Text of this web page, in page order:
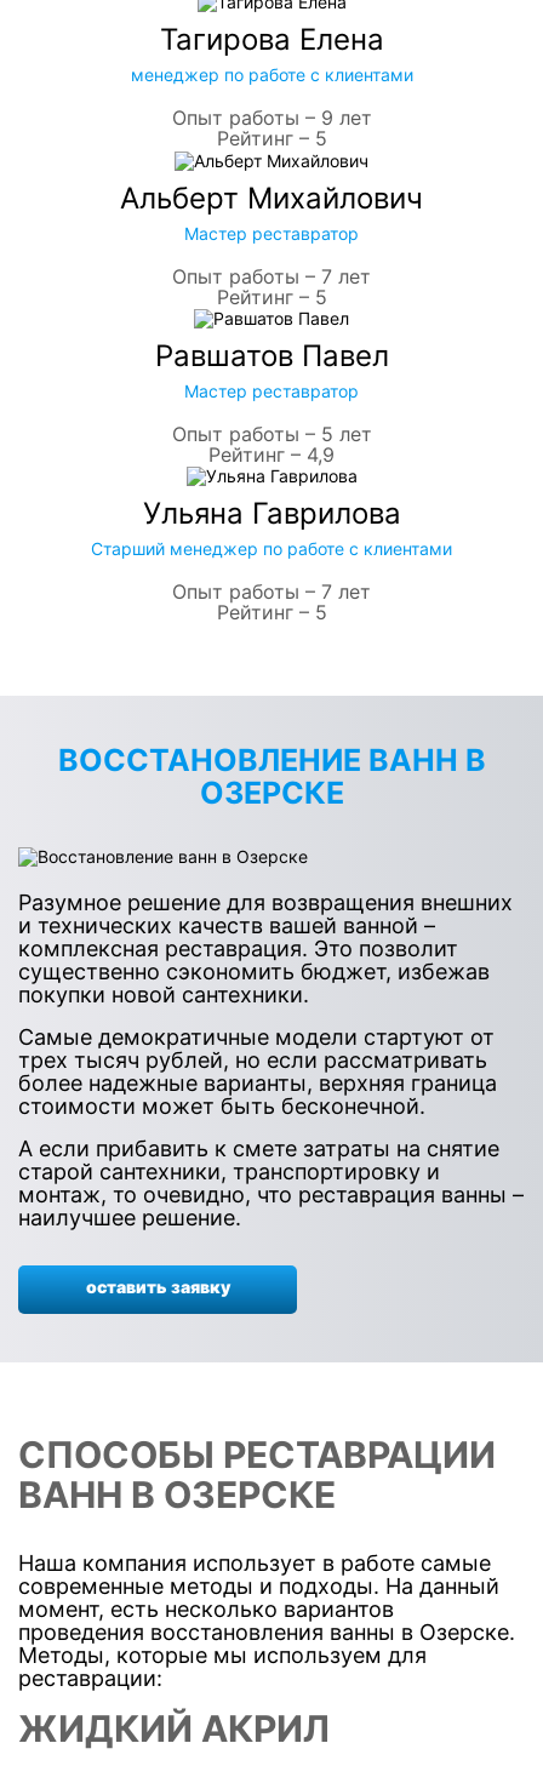
Тагирова Елена
менеджер по работе с клиентами
Опыт работы – 9 лет
Рейтинг – 5
Альберт Михайлович
Мастер реставратор
Опыт работы – 7 лет
Рейтинг – 5
Равшатов Павел
Мастер реставратор
Опыт работы – 5 лет
Рейтинг – 4,9
Ульяна Гаврилова
Старший менеджер по работе с клиентами
Опыт работы – 7 лет
Рейтинг – 5
ВОССТАНОВЛЕНИЕ ВАНН В
ОЗЕРСКЕ
Разумное решение для возвращения внешних
и технических качеств вашей ванной –
комплексная реставрация. Это позволит
существенно сэкономить бюджет, избежав
покупки новой сантехники.
Самые демократичные модели стартуют от
трех тысяч рублей, но если рассматривать
более надежные варианты, верхняя граница
стоимости может быть бесконечной.
А если прибавить к смете затраты на снятие
старой сантехники, транспортировку и
монтаж, то очевидно, что реставрация ванны –
наилучшее решение.
оставить заявку
СПОСОБЫ РЕСТАВРАЦИИ
ВАНН В ОЗЕРСКЕ
Наша компания использует в работе самые
современные методы и подходы. На данный
момент, есть несколько вариантов
проведения восстановления ванны в Озерске.
Методы, которые мы используем для
реставрации:
ЖИДКИЙ АКРИЛ